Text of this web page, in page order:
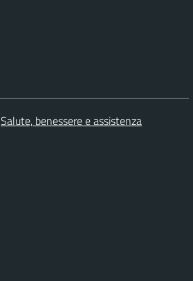
Salute, benessere e assistenza